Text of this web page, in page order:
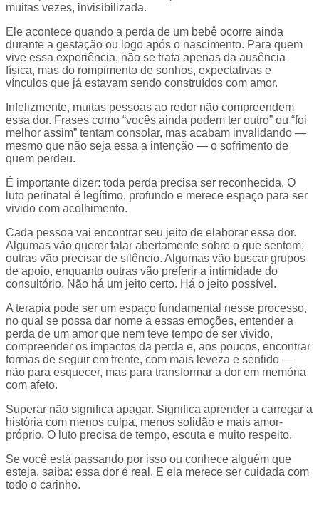
muitas vezes, invisibilizada.
Ele acontece quando a perda de um bebê ocorre ainda
durante a gestação ou logo após o nascimento. Para quem
vive essa experiência, não se trata apenas da ausência
física, mas do rompimento de sonhos, expectativas e
vínculos que já estavam sendo construídos com amor.
Infelizmente, muitas pessoas ao redor não compreendem
essa dor. Frases como “vocês ainda podem ter outro” ou “foi
melhor assim” tentam consolar, mas acabam invalidando —
mesmo que não seja essa a intenção — o sofrimento de
quem perdeu.
É importante dizer: toda perda precisa ser reconhecida. O
luto perinatal é legítimo, profundo e merece espaço para ser
vivido com acolhimento.
Cada pessoa vai encontrar seu jeito de elaborar essa dor.
Algumas vão querer falar abertamente sobre o que sentem;
outras vão precisar de silêncio. Algumas vão buscar grupos
de apoio, enquanto outras vão preferir a intimidade do
consultório. Não há um jeito certo. Há o jeito possível.
A terapia pode ser um espaço fundamental nesse processo,
no qual se possa dar nome a essas emoções, entender a
perda de um amor que nem teve tempo de ser vivido,
compreender os impactos da perda e, aos poucos, encontrar
formas de seguir em frente, com mais leveza e sentido —
não para esquecer, mas para transformar a dor em memória
com afeto.
Superar não significa apagar. Significa aprender a carregar a
história com menos culpa, menos solidão e mais amor-
próprio. O luto precisa de tempo, escuta e muito respeito.
Se você está passando por isso ou conhece alguém que
esteja, saiba: essa dor é real. E ela merece ser cuidada com
todo o carinho.